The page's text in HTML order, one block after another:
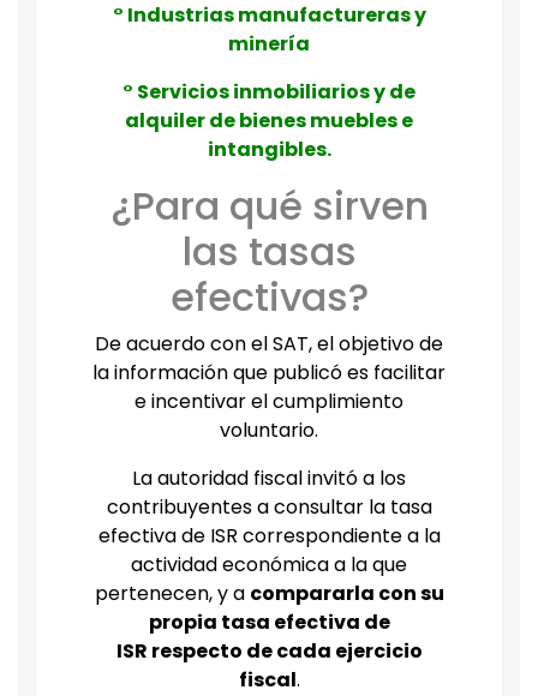
° Industrias manufactureras y
minería
° Servicios inmobiliarios y de
alquiler de bienes muebles e
intangibles.
¿Para qué sirven
las tasas
efectivas?
De acuerdo con el SAT, el objetivo de
la información que publicó es facilitar
e incentivar el cumplimiento
voluntario.
La autoridad fiscal invitó a los
contribuyentes a consultar la tasa
efectiva de ISR correspondiente a la
actividad económica a la que
pertenecen, y a compararla con su
propia tasa efectiva de
ISR respecto de cada ejercicio
fiscal.